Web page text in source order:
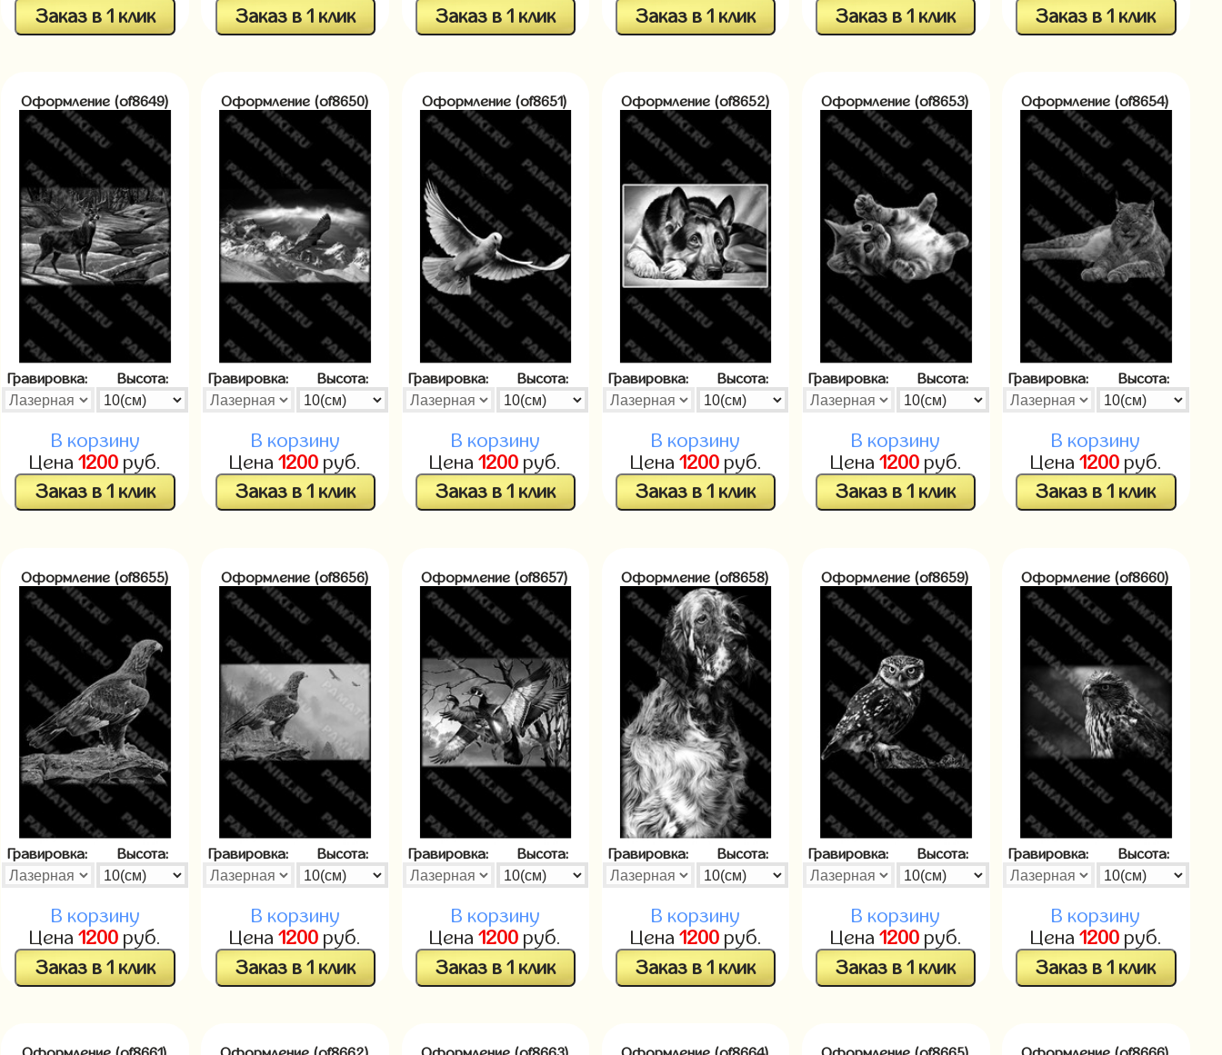
Заказ в 1 клик
Заказ в 1 клик
Заказ в 1 клик
Заказ в 1 клик
Заказ в 1 клик
Заказ в 1 клик
Оформление (of8649)
Гравировка: Высота:
В корзину
Цена1200 руб.
Заказ в 1 клик
Оформление (of8650)
Гравировка: Высота:
В корзину
Цена1200 руб.
Заказ в 1 клик
Оформление (of8651)
Гравировка: Высота:
В корзину
Цена1200 руб.
Заказ в 1 клик
Оформление (of8652)
Гравировка: Высота:
В корзину
Цена 1200руб.
Заказ в 1 клик
Оформление (of8653)
Гравировка: Высота:
В корзину
Цена 1200руб.
Заказ в 1 клик
Оформление (of8654)
Гравировка: Высота:
В корзину
Цена 1200руб.
Заказ в 1 клик
Оформление (of8655)
Гравировка: Высота:
В корзину
Цена1200 руб.
Заказ в 1 клик
Оформление (of8656)
Гравировка: Высота:
В корзину
Цена1200 руб.
Заказ в 1 клик
Оформление (of8657)
Гравировка: Высота:
В корзину
Цена1200 руб.
Заказ в 1 клик
Оформление (of8658)
Гравировка: Высота:
В корзину
Цена 1200руб.
Заказ в 1 клик
Оформление (of8659)
Гравировка: Высота:
В корзину
Цена 1200руб.
Заказ в 1 клик
Оформление (of8660)
Гравировка: Высота:
В корзину
Цена 1200руб.
Заказ в 1 клик